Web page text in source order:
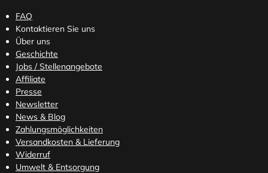
FAQ
Kontaktieren Sie uns
Über uns
Geschichte
Jobs / Stellenangebote
Affiliate
Presse
Newsletter
News & Blog
Zahlungsmöglichkeiten
Versandkosten & Lieferung
Widerruf
Umwelt & Entsorgung